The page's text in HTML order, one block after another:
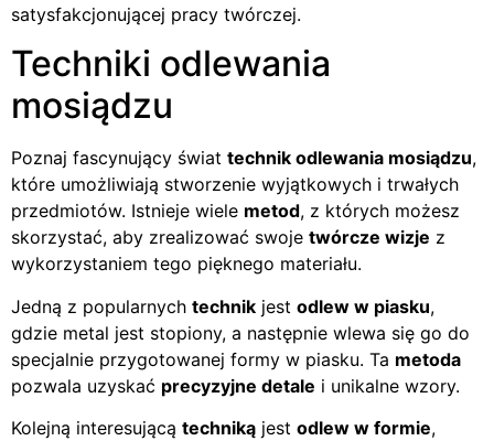
satysfakcjonującej pracy twórczej.
Techniki odlewania
mosiądzu
Poznaj fascynujący świat technik odlewania mosiądzu,
które umożliwiają stworzenie wyjątkowych i trwałych
przedmiotów. Istnieje wiele metod, z których możesz
skorzystać, aby zrealizować swoje twórcze wizje z
wykorzystaniem tego pięknego materiału.
Jedną z popularnych technik jest odlew w piasku,
gdzie metal jest stopiony, a następnie wlewa się go do
specjalnie przygotowanej formy w piasku. Ta metoda
pozwala uzyskać precyzyjne detale i unikalne wzory.
Kolejną interesującą techniką jest odlew w formie,